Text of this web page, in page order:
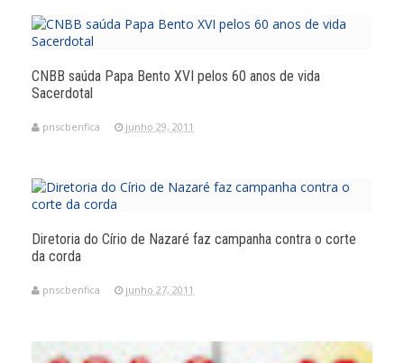
CNBB saúda Papa Bento XVI pelos 60 anos de vida
Sacerdotal
pnscbenfica junho 29, 2011
Diretoria do Círio de Nazaré faz campanha contra o corte
da corda
pnscbenfica junho 27, 2011